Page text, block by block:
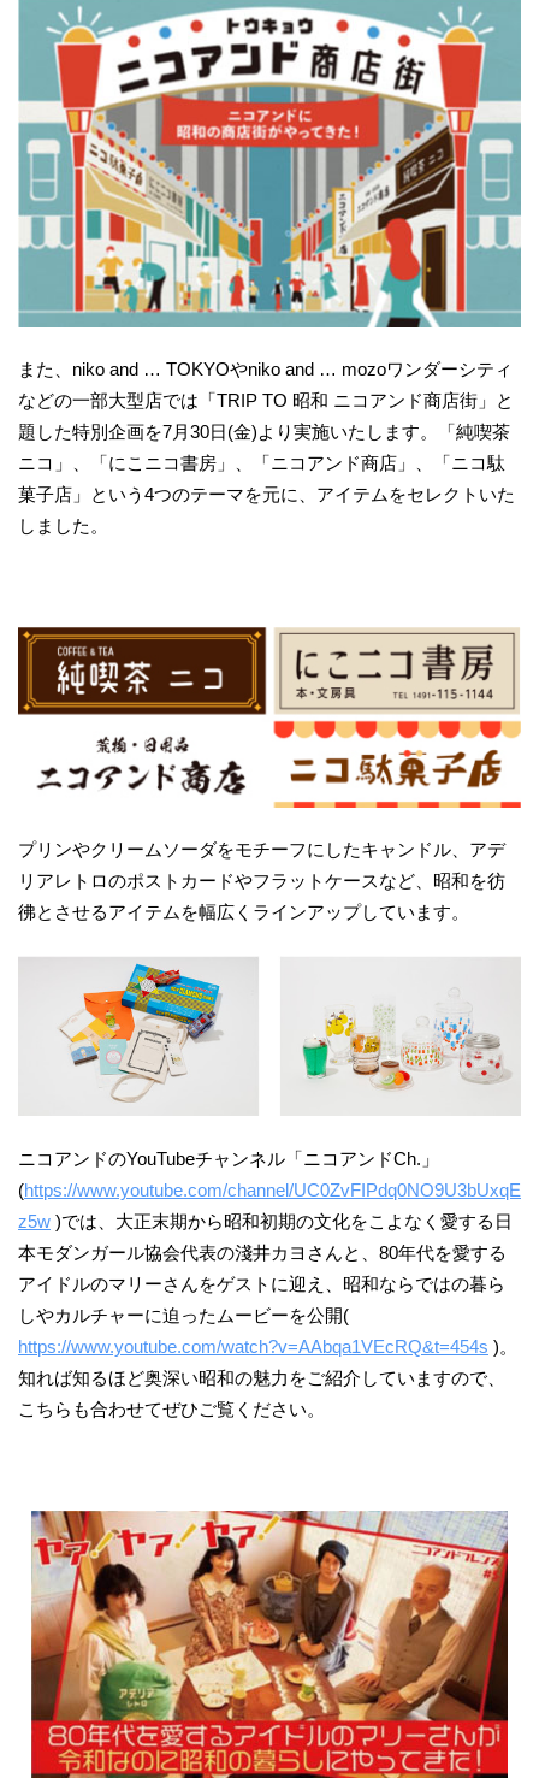
また、niko and … TOKYOやniko and … mozoワンダーシティ
などの一部大型店では「TRIP TO 昭和 ニコアンド商店街」と
題した特別企画を7月30日(金)より実施いたします。「純喫茶
ニコ」、「にこニコ書房」、「ニコアンド商店」、「ニコ駄
菓子店」という4つのテーマを元に、アイテムをセレクトいた
しました。
プリンやクリームソーダをモチーフにしたキャンドル、アデ
リアレトロのポストカードやフラットケースなど、昭和を彷
彿とさせるアイテムを幅広くラインアップしています。
ニコアンドのYouTubeチャンネル「ニコアンドCh.」
(https://www.youtube.com/channel/UC0ZvFIPdq0NO9U3bUxqE
z5w )では、大正末期から昭和初期の文化をこよなく愛する日
本モダンガール協会代表の淺井カヨさんと、80年代を愛する
アイドルのマリーさんをゲストに迎え、昭和ならではの暮ら
しやカルチャーに迫ったムービーを公開(
https://www.youtube.com/watch?v=AAbqa1VEcRQ&t=454s )。
知れば知るほど奥深い昭和の魅力をご紹介していますので、
こちらも合わせてぜひご覧ください。